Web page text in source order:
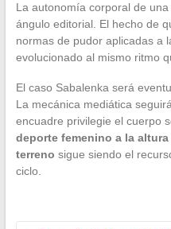
La autonomía corporal de
ángulo editorial. El hecho de
normas de pudor aplicadas a
evolucionado al mismo ritmo
El caso Sabalenka será
La mecánica mediática
encuadre privilegie el cuerpo
deporte femenino a la
terreno sigue siendo el
ciclo.